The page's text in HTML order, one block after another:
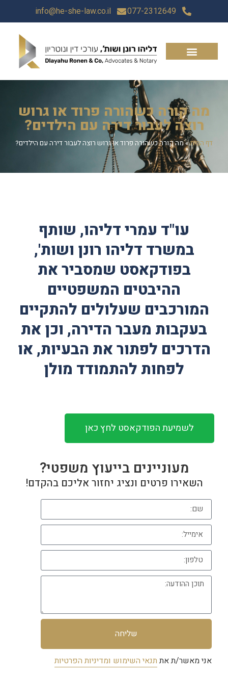
077-2312649
info@he-she-law.co.il
מה קורה כשהורה פרוד או גרוש
רוצה לעבור דירה עם הילדים?
דף הבית»מה קורה כשהורה פרוד או גרוש רוצה לעבור דירה עם הילדים?
עו"ד עמרי דליהו, שותף
במשרד דליהו רונן ושות',
בפודקאסט שמסביר את
ההיבטים המשפטיים
המורכבים שעלולים להתקיים
בעקבות מעבר הדירה, וכן את
הדרכים לפתור את הבעיות, או
לפחות להתמודד מולן
לשמיעת הפודקאסט לחץ כאן
מעוניינים בייעוץ משפטי?
השאירו פרטים ונציג יחזור אליכם בהקדם!
אני מאשר/ת אתתנאי השימוש ומדיניות הפרטיות
שליחה